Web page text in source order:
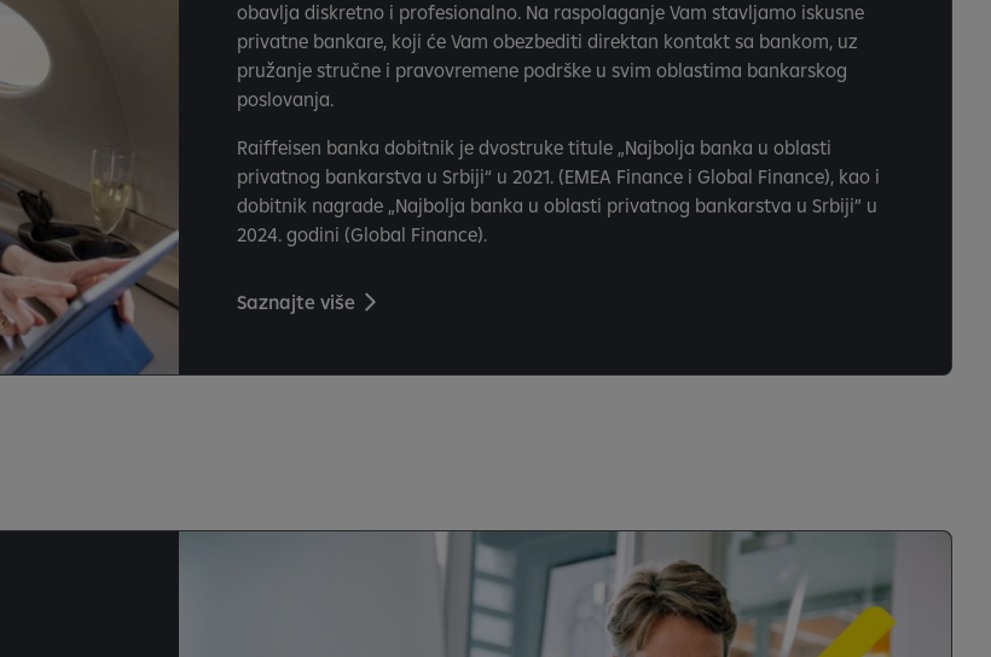
obavlja diskretno i profesionalno. Na raspolaganje Vam stavljamo iskusne
privatne bankare, koji će Vam obezbediti direktan kontakt sa bankom, uz
pružanje stručne i pravovremene podrške u svim oblastima bankarskog
poslovanja.
Raiffeisen banka dobitnik je dvostruke titule „Najbolja banka u oblasti
privatnog bankarstva u Srbiji“ u 2021. (EMEA Finance i Global Finance), kao i
dobitnik nagrade „Najbolja banka u oblasti privatnog bankarstva u Srbiji” u
2024. godini (Global Finance).
Saznajte više